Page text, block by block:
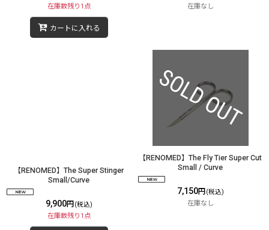
在庫数残り1点
カートに入れる
在庫なし
【RENOMED】The Super Stinger
Small/Curve
9,900円 (税込)
在庫数残り1点
【RENOMED】The Fly Tier Super Cut
Small / Curve
7,150円 (税込)
在庫なし